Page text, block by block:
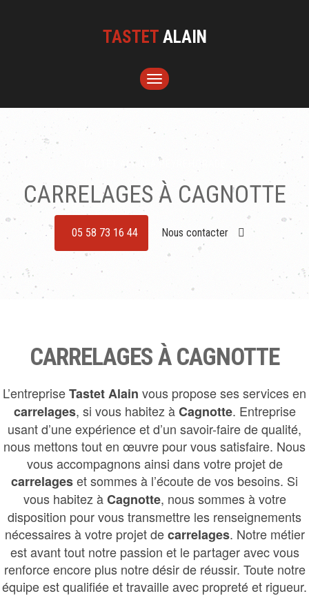
TASTET ALAIN
TOGGLE
NAVIGATION
TASTET ALAIN À PEYREHORADE
CARRELAGES À CAGNOTTE
05 58 73 16 44 Nous contacter
CARRELAGES À CAGNOTTE
L’entrepriseTastet Alain vous propose ses services en
carrelages, si vous habitez àCagnotte. Entreprise
usant d’une expérience et d’un savoir-faire de qualité,
nous mettons tout en œuvre pour vous satisfaire. Nous
vous accompagnons ainsi dans votre projet de
carrelageset sommes à l’écoute de vos besoins. Si
vous habitez àCagnotte, nous sommes à votre
disposition pour vous transmettre les renseignements
nécessaires à votre projet decarrelages. Notre métier
est avant tout notre passion et le partager avec vous
renforce encore plus notre désir de réussir. Toute notre
équipe est qualifiée et travaille avec propreté et rigueur.